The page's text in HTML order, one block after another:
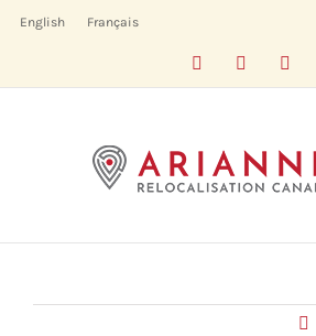
English Français
FacebookLinkedIn